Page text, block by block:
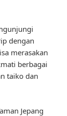
dengan
merasakan
berbagai
taiko dan
Jepang